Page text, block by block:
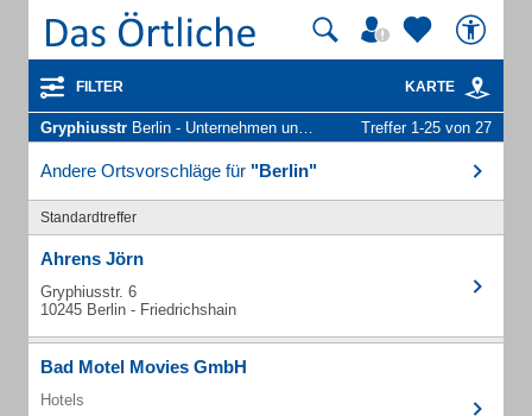
FILTER KARTE
Gryphiusstr Berlin - Unternehmen und Personen Treffer 1-25 von 27
Andere Ortsvorschläge für "Berlin"
Standardtreffer
Ahrens Jörn
Gryphiusstr. 6
10245 Berlin - Friedrichshain
Bad Motel Movies GmbH
Hotels